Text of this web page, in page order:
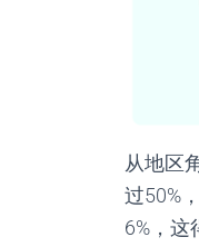
从地区
过50%
6% ，